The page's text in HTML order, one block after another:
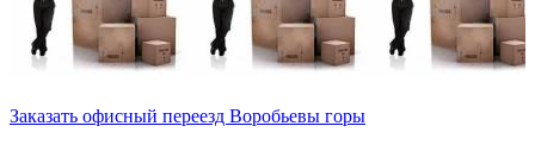
Заказать офисный переезд Воробьевы горы